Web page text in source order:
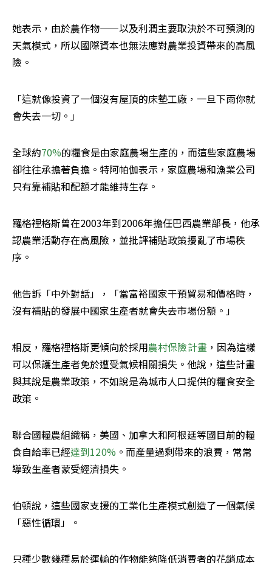
她表示，由於農作物——以及利潤主要取決於不可預測的
天氣模式，所以國際資本也無法應對農業投資帶來的高風
險。
「這就像投資了一個沒有屋頂的床墊工廠，一旦下雨你就
會失去一切。」
全球約70%的糧食是由家庭農場生產的，而這些家庭農場
卻往往承擔著負擔。特阿帕伽表示，家庭農場和漁業公司
只有靠補貼和配額才能維持生存。
羅格裡格斯曾在2003年到2006年擔任巴西農業部長，他承
認農業活動存在高風險，並批評補貼政策擾亂了市場秩
序。
他告訴「中外對話」，「當富裕國家干預貿易和價格時，
沒有補貼的發展中國家生產者就會失去市場份額。」
相反，羅格裡格斯更傾向於採用農村保險計畫，因為這樣
可以保護生產者免於遭受氣候相關損失。他說，這些計畫
與其說是農業政策，不如說是為城市人口提供的糧食安全
政策。
聯合國糧農組織稱，美國、加拿大和阿根廷等國目前的糧
食自給率已經達到120% 。而產量過剩帶來的浪費，常常
導致生產者蒙受經濟損失。
伯頓說，這些國家支援的工業化生產模式創造了一個氣候
「惡性循環」。
只種少數幾種易於運輸的作物能夠降低消費者的花銷成本